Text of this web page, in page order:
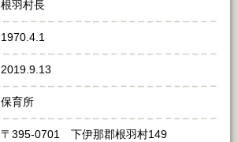
根羽村長
1970.4.1
2019.9.13
保育所
〒395‐0701 下伊那郡根羽村149